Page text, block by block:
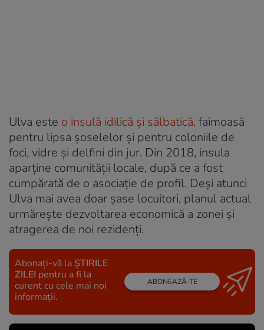
Ulva este o insulă idilică și sălbatică, faimoasă
pentru lipsa șoselelor și pentru coloniile de
foci, vidre și delfini din jur. Din 2018, insula
aparține comunității locale, după ce a fost
cumpărată de o asociație de profil. Deși atunci
Ulva mai avea doar șase locuitori, planul actual
urmărește dezvoltarea economică a zonei și
atragerea de noi rezidenți.
Abonați-vă la ȘTIRILE
ZILEI pentru a fi la
curent cu cele mai noi
informații.
ABONEAZĂ-TE